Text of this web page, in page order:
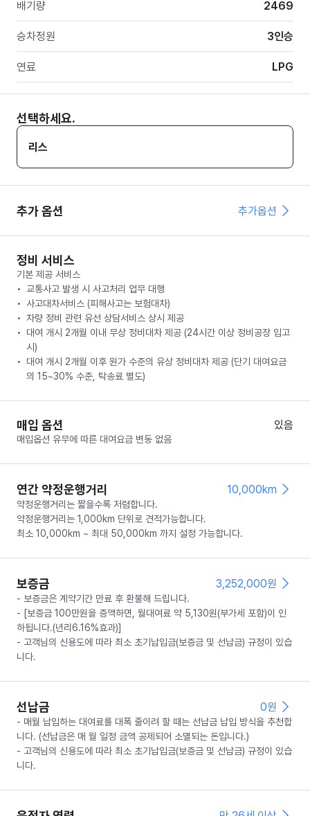
배기량 2469
승차정원 3인승
연료 LPG
선택하세요.
리스
추가 옵션 추가옵션
정비 서비스
기본 제공 서비스
교통사고 발생 시 사고처리 업무 대행
사고대차서비스 (피해사고는 보험대차)
차량 정비 관련 유선 상담서비스 상시 제공
대여 개시 2개월 이내 무상 정비대차 제공 (24시간 이상 정비공장 입고
시)
대여 개시 2개월 이후 원가 수준의 유상 정비대차 제공 (단기 대여요금
의 15~30% 수준, 탁송료 별도)
매입 옵션 있음
매입옵션 유무에 따른 대여요금 변동 없음
연간 약정운행거리 10,000km
약정운행거리는 짧을수록 저렴합니다.
약정운행거리는 1,000km 단위로 견적가능합니다.
최소 10,000km ~ 최대 50,000km 까지 설정 가능합니다.
보증금 3,252,000원
- 보증금은 계약기간 만료 후 환불해 드립니다.
- [보증금 100만원을 증액하면, 월대여료 약 5,130원(부가세 포함)이 인
하됩니다.(년리6.16%효과)]
- 고객님의 신용도에 따라 최소 초기납입금(보증금 및 선납금) 규정이 있습
니다.
선납금 0원
- 매월 납입하는 대여료를 대폭 줄이려 할 때는 선납금 납입 방식을 추천합
니다. (선납금은 매 월 일정 금액 공제되어 소멸되는 돈입니다.)
- 고객님의 신용도에 따라 최소 초기납입금(보증금 및 선납금) 규정이 있습
니다.